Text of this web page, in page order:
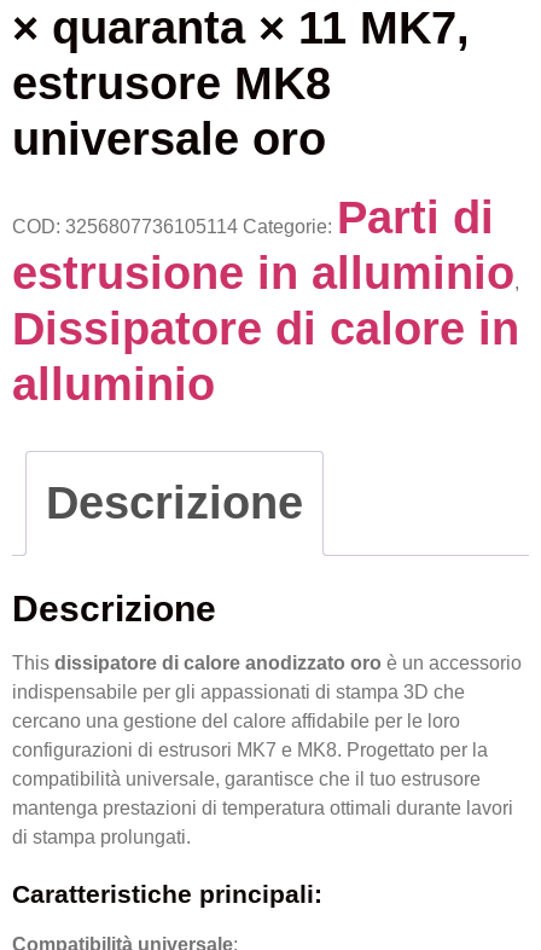
× quaranta × 11 MK7,
estrusore MK8
universale oro
COD: 3256807736105114 Categorie: Parti di
estrusione in alluminio,
Dissipatore di calore in
alluminio
Descrizione
Descrizione
This dissipatore di calore anodizzato oro è un accessorio
indispensabile per gli appassionati di stampa 3D che
cercano una gestione del calore affidabile per le loro
configurazioni di estrusori MK7 e MK8. Progettato per la
compatibilità universale, garantisce che il tuo estrusore
mantenga prestazioni di temperatura ottimali durante lavori
di stampa prolungati.
Caratteristiche principali:
Compatibilità universale: